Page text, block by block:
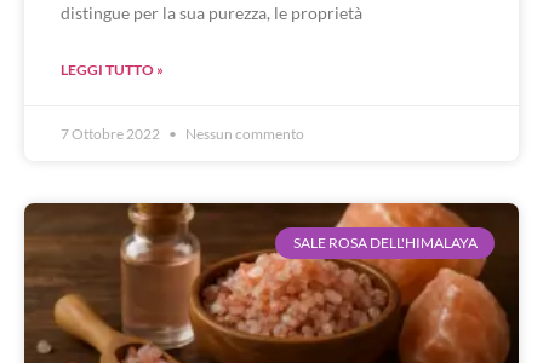
distingue per la sua purezza, le proprietà
LEGGI TUTTO »
7 Ottobre 2022 Nessun commento
SALE ROSA DELL'HIMALAYA